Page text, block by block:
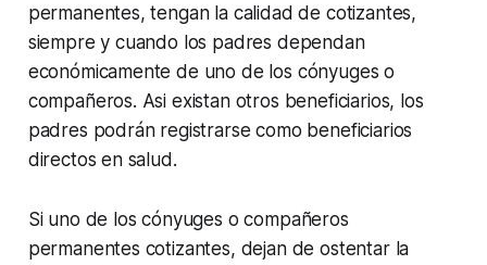
permanentes, tengan la calidad de cotizantes,
siempre y cuando los padres dependan
económicamente de uno de los cónyuges o
compañeros. Asi existan otros beneficiarios, los
padres podrán registrarse como beneficiarios
directos en salud.
Si uno de los cónyuges o compañeros
permanentes cotizantes, dejan de ostentar la